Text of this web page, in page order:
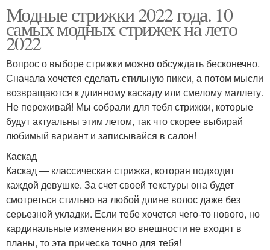
Модные стрижки 2022 года. 10
самых модных стрижек на лето
2022
Вопрос о выборе стрижки можно обсуждать бесконечно.
Сначала хочется сделать стильную пикси, а потом мысли
возвращаются к длинному каскаду или смелому маллету.
Не переживай! Мы собрали для тебя стрижки, которые
будут актуальны этим летом, так что скорее выбирай
любимый вариант и записывайся в салон!
Каскад
Каскад — классическая стрижка, которая подходит
каждой девушке. За счет своей текстуры она будет
смотреться стильно на любой длине волос даже без
серьезной укладки. Если тебе хочется чего-то нового, но
кардинальные изменения во внешности не входят в
планы, то эта прическа точно для тебя!